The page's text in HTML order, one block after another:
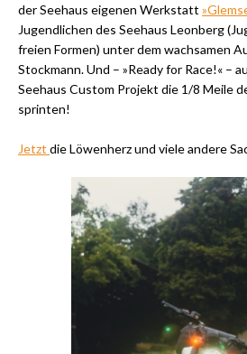
der Seehaus eigenen Werkstatt
Jugendlichen des Seehaus Leonberg
freien Formen) unter dem wachsamen
Stockmann. Und – »Ready for Race!« –
Seehaus Custom Projekt die 1/8 Meile
sprinten!
Jetzt die Löwenherz und viele andere